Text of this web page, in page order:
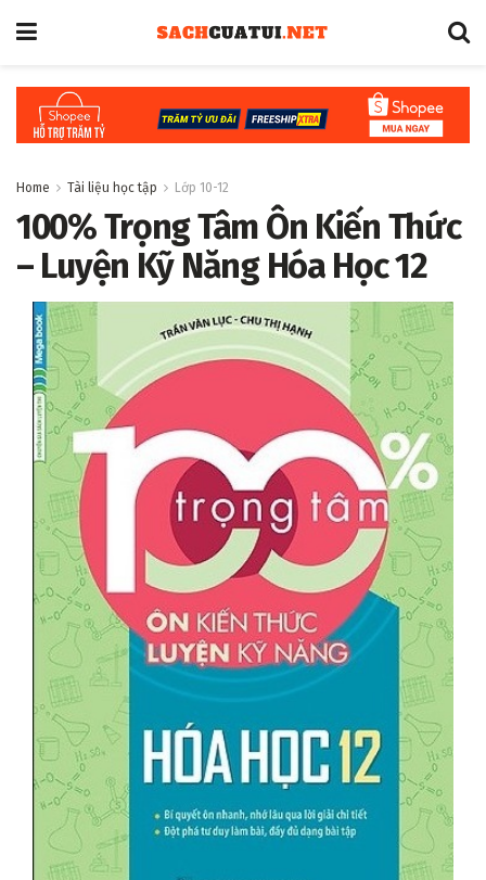
Home Tài liệu học tập Lớp 10-12
100% Trọng Tâm Ôn Kiến Thức
– Luyện Kỹ Năng Hóa Học 12